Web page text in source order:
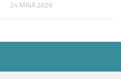
24 MAJA 2026